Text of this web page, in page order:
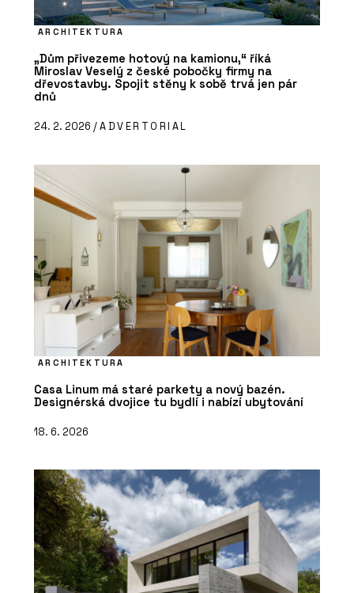
ARCHITEKTURA
„Dům přivezeme hotový na kamionu,“ říká
Miroslav Veselý z české pobočky firmy na
dřevostavby. Spojit stěny k sobě trvá jen pár
dnů
24. 2. 2026 /ADVERTORIAL
ARCHITEKTURA
Casa Linum má staré parkety a nový bazén.
Designérská dvojice tu bydlí i nabízí ubytování
18. 6. 2026